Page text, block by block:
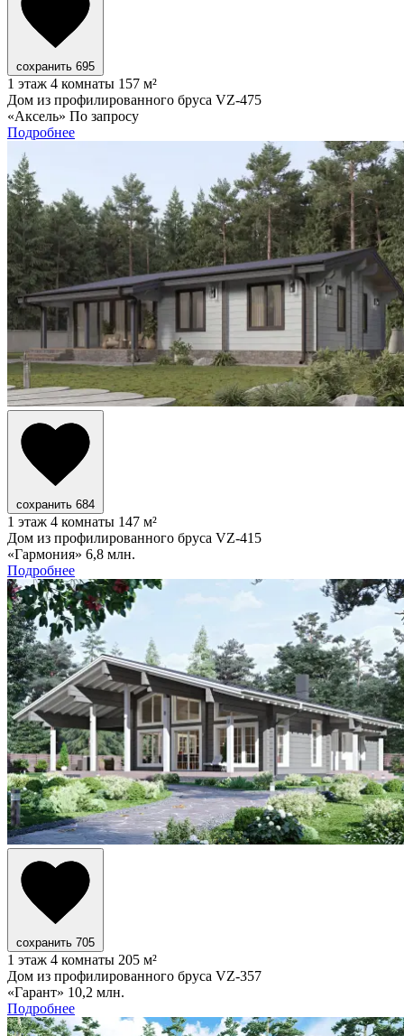
сохранить 695
1 этаж 4 комнаты 157 м²
Дом из профилированного бруса VZ-475
«Аксель» По запросу
Подробнее
сохранить 684
1 этаж 4 комнаты 147 м²
Дом из профилированного бруса VZ-415
«Гармония» 6,8 млн.
Подробнее
сохранить 705
1 этаж 4 комнаты 205 м²
Дом из профилированного бруса VZ-357
«Гарант» 10,2 млн.
Подробнее